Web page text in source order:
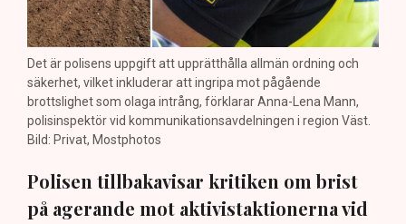
Det är polisens uppgift att upprätthålla allmän ordning och
säkerhet, vilket inkluderar att ingripa mot pågående
brottslighet som olaga intrång, förklarar Anna-Lena Mann,
polisinspektör vid kommunikationsavdelningen i region Väst.
Bild: Privat, Mostphotos
Polisen tillbakavisar kritiken om brist
på agerande mot aktivistaktionerna vid